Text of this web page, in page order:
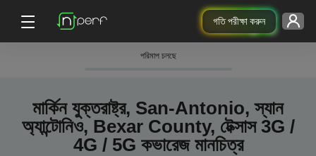
গতি পরীক্ষা করুন
পরিমাপ চলছে
মার্কিন যুক্তরাষ্ট্র, San-Antonio, স্যান
অ্যান্টোনিও, Bexar County, টেক্সাস 3G /
4G / 5G কভারেজ মানচিত্র